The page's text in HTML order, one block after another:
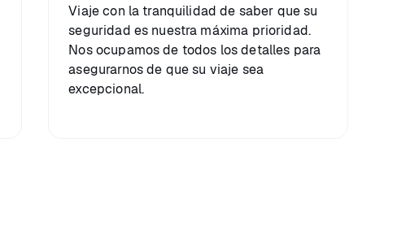
Viaje con la tranquilidad de saber que su
seguridad es nuestra máxima prioridad.
Nos ocupamos de todos los detalles para
asegurarnos de que su viaje sea
excepcional.